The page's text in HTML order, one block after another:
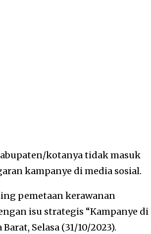
kotanya tidak masuk
kampanye di media sosial.
pemetaan kerawanan
isu strategis “Kampanye di
Selasa (31/10/2023).